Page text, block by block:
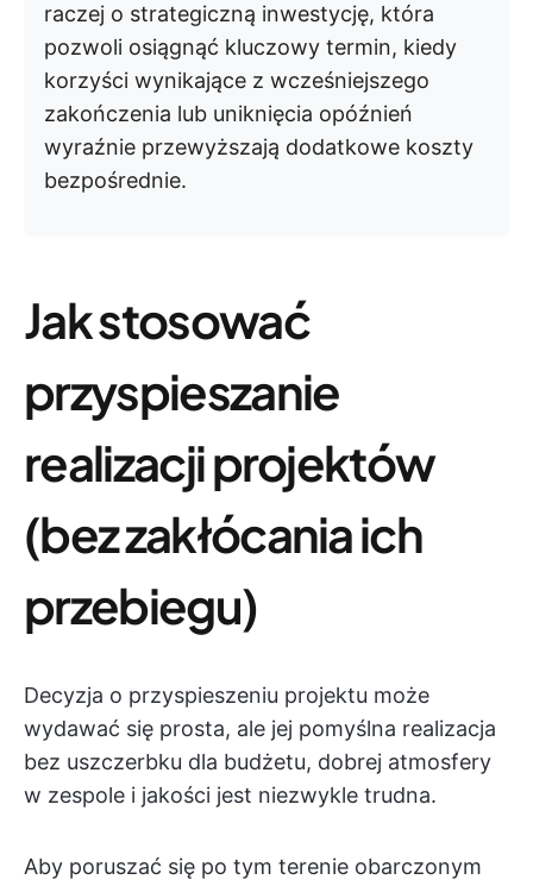
raczej o strategiczną inwestycję, która
pozwoli osiągnąć kluczowy termin, kiedy
korzyści wynikające z wcześniejszego
zakończenia lub uniknięcia opóźnień
wyraźnie przewyższają dodatkowe koszty
bezpośrednie.
Jak stosować
przyspieszanie
realizacji projektów
(bez zakłócania ich
przebiegu)
Decyzja o przyspieszeniu projektu może
wydawać się prosta, ale jej pomyślna realizacja
bez uszczerbku dla budżetu, dobrej atmosfery
w zespole i jakości jest niezwykle trudna.
Aby poruszać się po tym terenie obarczonym